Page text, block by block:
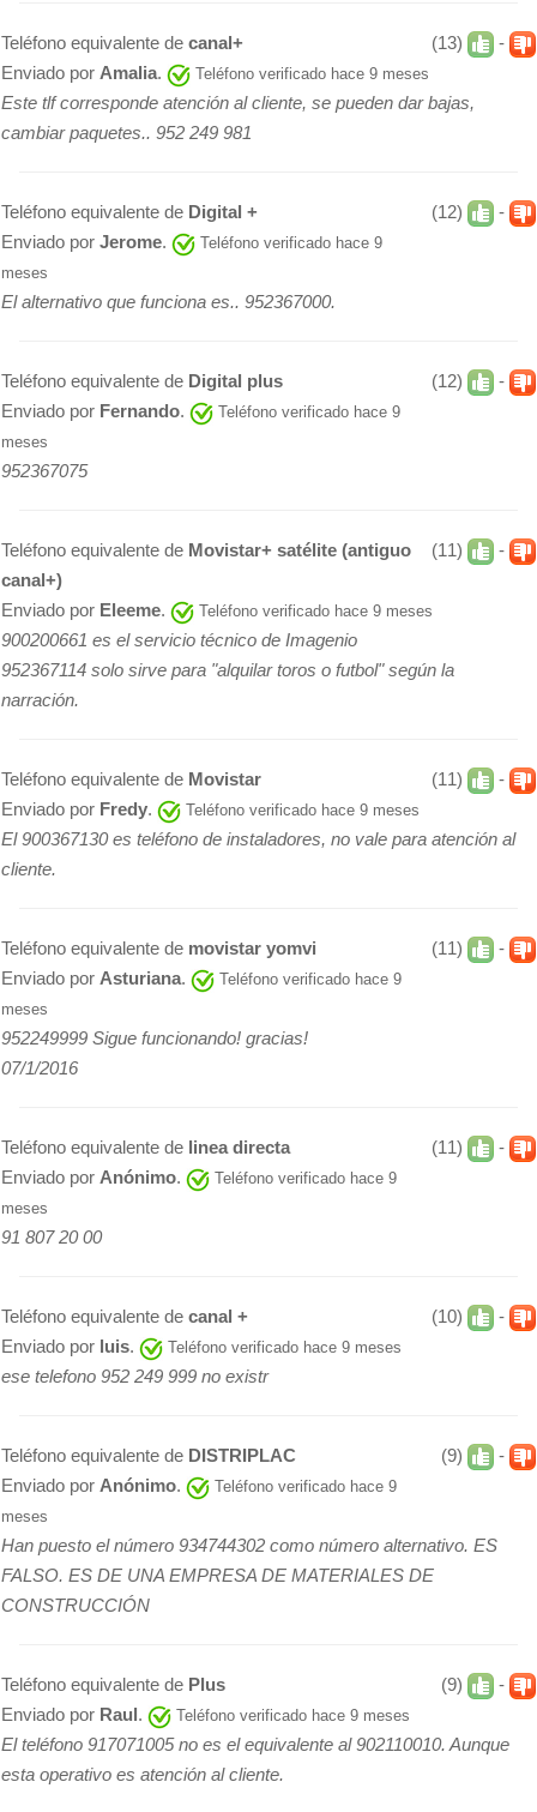
(13) -
Teléfono equivalente de canal+
Enviado por Amalia. Teléfono verificado hace 9 meses
Este tlf corresponde atención al cliente, se pueden dar bajas,
cambiar paquetes.. 952 249 981
(12) -
Teléfono equivalente de Digital +
Enviado por Jerome.
Teléfono verificado hace 9
meses
El alternativo que funciona es.. 952367000.
(12) -
Teléfono equivalente de Digital plus
Enviado por Fernando.
Teléfono verificado hace 9
meses
952367075
(11) -
Teléfono equivalente de Movistar+ satélite (antiguo
canal+)
Enviado por Eleeme. Teléfono verificado hace 9 meses
900200661 es el servicio técnico de Imagenio
952367114 solo sirve para "alquilar toros o futbol" según la
narración.
(11) -
Teléfono equivalente de Movistar
Enviado por Fredy. Teléfono verificado hace 9 meses
El 900367130 es teléfono de instaladores, no vale para atención al
cliente.
(11) -
Teléfono equivalente de movistar yomvi
Enviado por Asturiana.
Teléfono verificado hace 9
meses
952249999 Sigue funcionando! gracias!
07/1/2016
(11) -
Teléfono equivalente de linea directa
Enviado por Anónimo.
Teléfono verificado hace 9
meses
91 807 20 00
(10) -
Teléfono equivalente de canal +
Enviado por luis. Teléfono verificado hace 9 meses
ese telefono 952 249 999 no existr
(9) -
Teléfono equivalente de DISTRIPLAC
Enviado por Anónimo.
Teléfono verificado hace 9
meses
Han puesto el número 934744302 como número alternativo. ES
FALSO. ES DE UNA EMPRESA DE MATERIALES DE
CONSTRUCCIÓN
(9) -
Teléfono equivalente de Plus
Enviado por Raul . Teléfono verificado hace 9 meses
El teléfono 917071005 no es el equivalente al 902110010. Aunque
esta operativo es atención al cliente.